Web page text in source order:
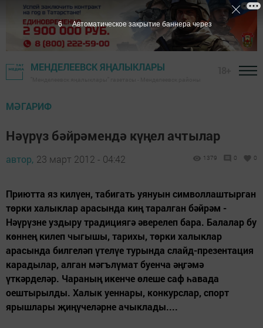
МЕНДЕЛЕЕВСК ЯҢАЛЫКЛАРЫ
МӘГАРИФ
Нәүрүз бәйрәмендә күңел ачтылар
автор, 23 март 2012 - 04:42 1379 0 0
Приютта яз килүен, табигать уянуын символлаштырган
төрки халыклар арасында киң таралган бәйрәм -
Нәүрүзне уздыру традициягә әверелеп бара. Балалар бу
көннең килеп чыгышы, тарихы, төрки халыклар
арасында билгеләп үтелүе турында слайд-презентация
карадылар, алган мәгълүмат буенча әңгәмә
үткәрделәр. Чараның икенче өлеше саф һавада
оештырылды. Халык уеннары, конкурслар, спорт
ярышлары җиңүчеләрне ачыклады....
6 Автоматическое закрытие баннера через